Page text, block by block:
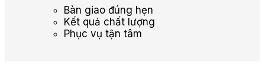
Bàn giao đúng hẹn
Kết quả chất lượng
Phục vụ tận tâm